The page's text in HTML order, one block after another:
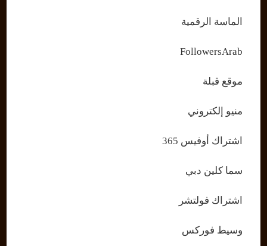
الماسة الرقمية
FollowersArab
موقع قبلة
منيو إلكتروني
اشتراك أوفيس 365
سما كلين دبي
اشتراك فولتشر
وسيط فوركس